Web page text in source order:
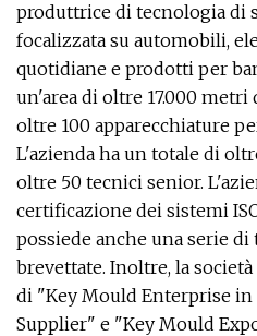
produttrice di tecnologia di
focalizzata su automobili,
quotidiane e prodotti per
un'area di oltre 17.000
oltre 100 apparecchiature
L'azienda ha un totale di
oltre 50 tecnici senior.
certificazione dei sistemi
possiede anche una serie
brevettate. Inoltre, la
di "Key Mould Enterprise
Supplier" e "Key Mould